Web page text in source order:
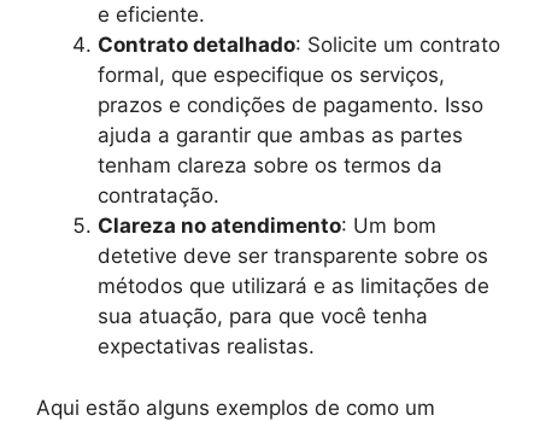
e eficiente.
Contrato detalhado: Solicite um contrato
formal, que especifique os serviços,
prazos e condições de pagamento. Isso
ajuda a garantir que ambas as partes
tenham clareza sobre os termos da
contratação.
Clareza no atendimento: Um bom
detetive deve ser transparente sobre os
métodos que utilizará e as limitações de
sua atuação, para que você tenha
expectativas realistas.
Aqui estão alguns exemplos de como um